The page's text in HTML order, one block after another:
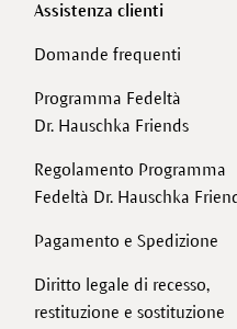
Assistenza clienti
Domande frequenti
Programma Fedeltà
Dr. Hauschka Friends
Regolamento Programma
Fedeltà Dr. Hauschka
Pagamento e Spedizione
Diritto legale di recesso,
restituzione e sostituzione